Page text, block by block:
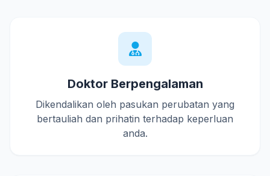
Doktor Berpengalaman
Dikendalikan oleh pasukan perubatan yang
bertauliah dan prihatin terhadap keperluan
anda.